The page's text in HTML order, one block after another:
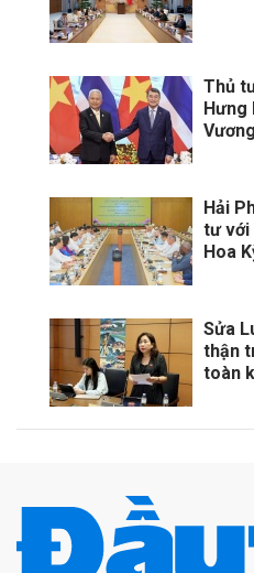
Thủ
Hưng
Hải
tư với
Hoa
Sửa
thận
toàn